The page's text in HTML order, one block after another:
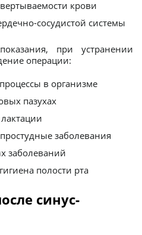
крови
сосудистой системы
при устранении
операции:
в организме
пазухах
заболевания
заболеваний
полости рта
синус-